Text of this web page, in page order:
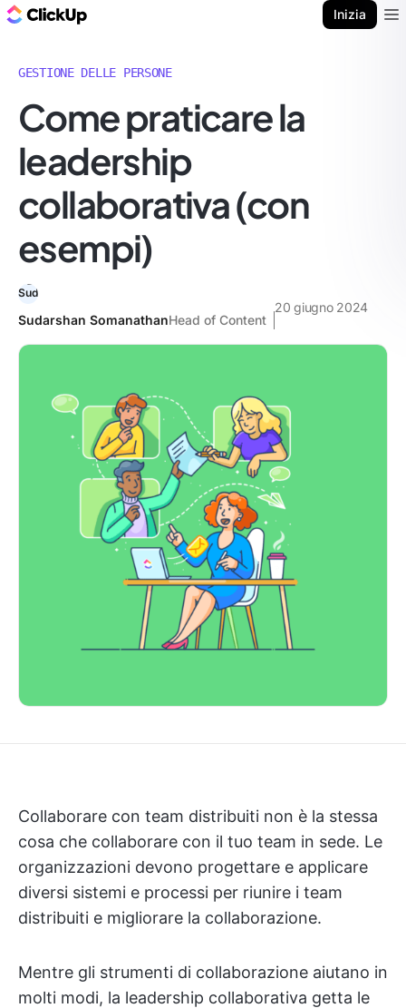
Inizia
GESTIONE DELLE PERSONE
Come praticare la
leadership
collaborativa (con
esempi)
Sudarshan SomanathanHead of Content
20 giugno 2024
Collaborare con team distribuiti non è la stessa
cosa che collaborare con il tuo team in sede. Le
organizzazioni devono progettare e applicare
diversi sistemi e processi per riunire i team
distribuiti e migliorare la collaborazione.
Mentre gli strumenti di collaborazione aiutano in
molti modi, la leadership collaborativa getta le